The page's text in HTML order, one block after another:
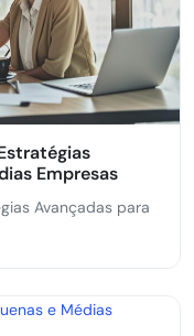
Empresas
Avançadas para